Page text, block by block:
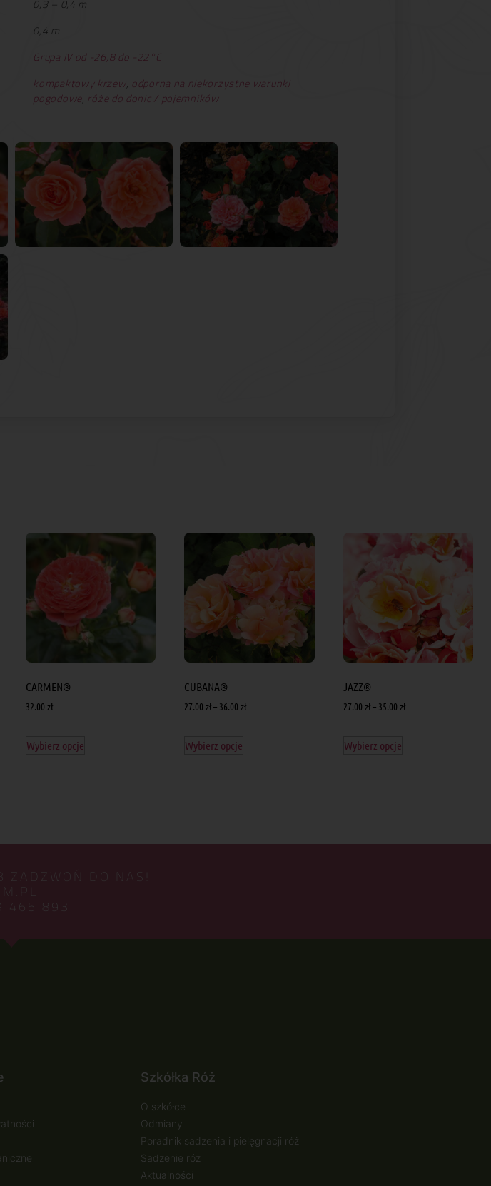
0,3 – 0,4 m
0,4 m
Grupa IV od -26,8 do -22°C
kompaktowy krzew, odporna na niekorzystne warunki
pogodowe, róże do donic / pojemników
CARMEN®
32.00 zł
Wybierz opcje
CUBANA®
27.00 zł– 36.00 zł
Wybierz opcje
JAZZ®
27.00 zł– 35.00 zł
Wybierz opcje
ZADZWOŃ DO NAS!
465 893
Szkółka Róż
O szkółce
Odmiany
Poradnik sadzenia i pielęgnacji róż
Sadzenie róż
Aktualności